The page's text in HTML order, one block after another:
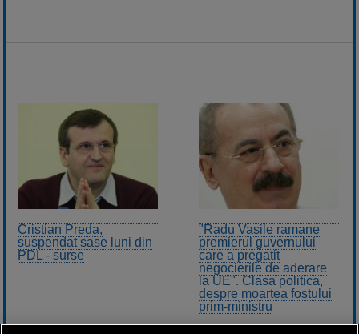
Cristian Preda,
suspendat sase luni din
PDL - surse
"Radu Vasile ramane
premierul guvernului
care a pregatit
negocierile de aderare
la UE". Clasa politica,
despre moartea fostului
prim-ministru